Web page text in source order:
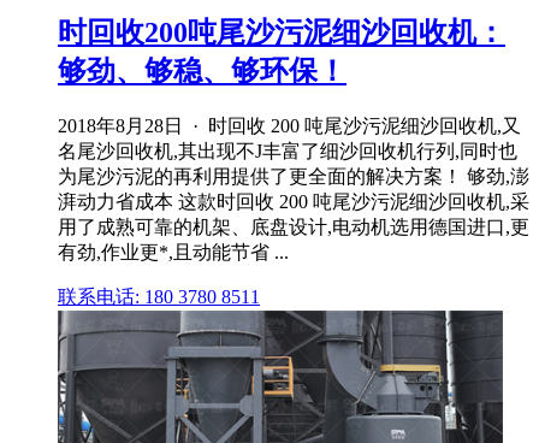
时回收200吨尾沙污泥细沙回收机：
够劲、够稳、够环保！
2018年8月28日 · 时回收 200 吨尾沙污泥细沙回收机,又
名尾沙回收机,其出现不J丰富了细沙回收机行列,同时也
为尾沙污泥的再利用提供了更全面的解决方案！ 够劲,澎
湃动力省成本 这款时回收 200 吨尾沙污泥细沙回收机,采
用了成熟可靠的机架、底盘设计,电动机选用德国进口,更
有劲,作业更*,且动能节省 ...
联系电话: 180 3780 8511